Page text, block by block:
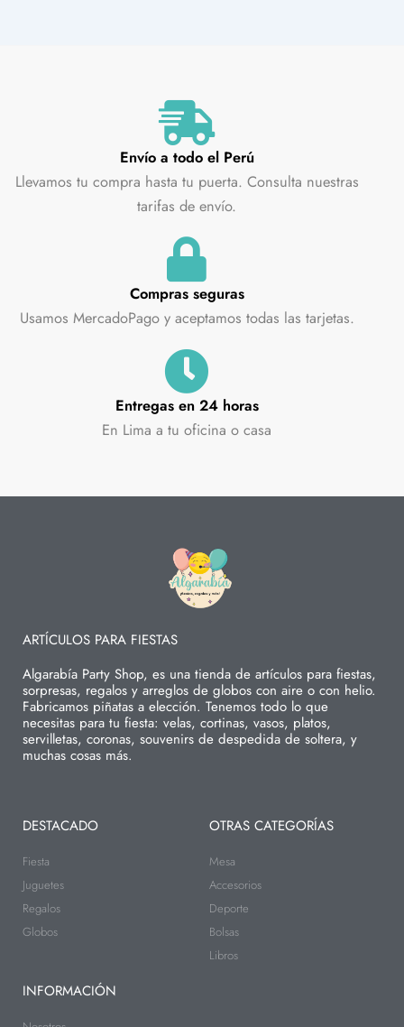
Envío a todo el Perú
Llevamos tu compra hasta tu puerta. Consulta nuestras
tarifas de envío.
Compras seguras
Usamos MercadoPago y aceptamos todas las tarjetas.
Entregas en 24 horas
En Lima a tu oficina o casa
ARTÍCULOS PARA FIESTAS
Algarabía Party Shop, es una tienda de artículos para fiestas,
sorpresas, regalos y arreglos de globos con aire o con helio.
Fabricamos piñatas a elección. Tenemos todo lo que
necesitas para tu fiesta: velas, cortinas, vasos, platos,
servilletas, coronas, souvenirs de despedida de soltera, y
muchas cosas más.
DESTACADO
Fiesta
Juguetes
Regalos
Globos
OTRAS CATEGORÍAS
Mesa
Accesorios
Deporte
Bolsas
Libros
INFORMACIÓN